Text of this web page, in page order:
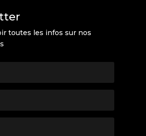
toutes les infos sur nos